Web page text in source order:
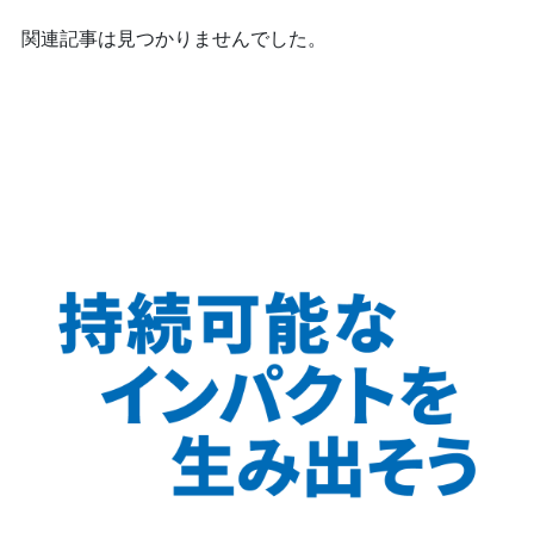
関連記事は見つかりませんでした。